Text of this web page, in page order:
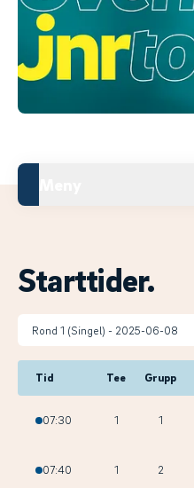
Starttider.
Tid Tee Grupp
07:30 1 1
07:40 1 2